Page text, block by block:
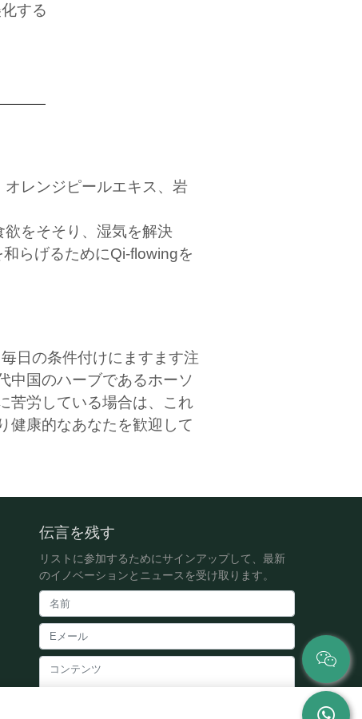
する
レンジピールエキス、岩
をそそり、湿気を解決
らげるためにQi-flowingを
日の条件付けにますます注
中国のハーブであるホーソ
苦労している場合は、これ
健康的なあなたを歓迎して
伝言を残す
リストに参加するためにサインアップして、最新
のイノベーションとニュースを受け取ります。